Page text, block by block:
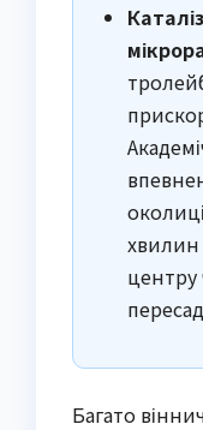
хвилин
центру
Багато